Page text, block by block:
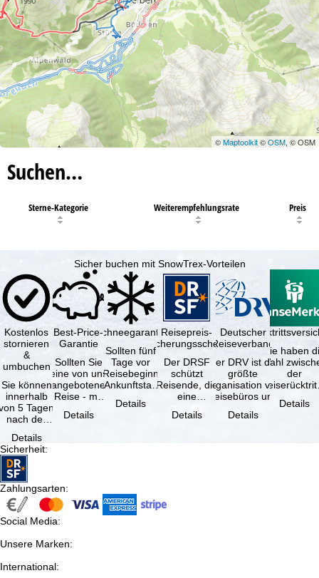
©Maptoolkit©OSM, © OSM
Suchen…
Sterne-Kategorie Weiterempfehlungsrate Preis
Sicher buchen mit SnowTrex-Vorteilen
Kostenlos
stornieren
&
umbuchen
Sie können
innerhalb
5 Tagen
nach der
kostenfrei
…
Details
Best-Price-
Garantie
Sollten Sie
eine von uns
angebotene
Reise - mit
Verfügbarkeit
Details
Schneegarantie
Sollten fünf
Tage vor
Reisebeginn
(Ankunftstag)
aufgrund von
Schneemangel
Details
Reisepreis-
Sicherungsschein
Der DRSF
schützt
Reisende, die
eine
oder
Details
Deutscher
Reiseverband
Der DRV ist die
größte
Organisation von
Reisebüros und
Reiseveranstaltern
in …
Details
Sie haben
Wahl
der
(inklusive
Details
Sicherheit:
Zahlungsarten:
Social Media:
Unsere Marken:
International: